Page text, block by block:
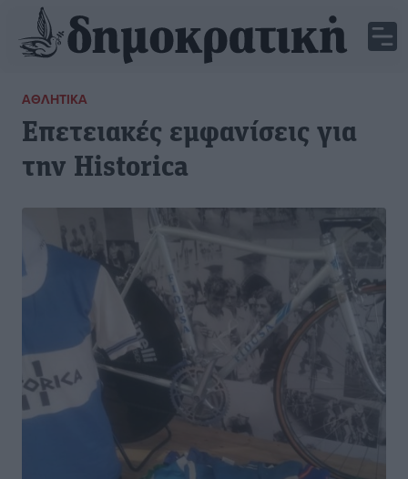
ΑΘΛΗΤΙΚΆ
Επετειακές εμφανίσεις για
την Historica